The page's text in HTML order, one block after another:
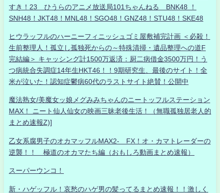
すき！23 ひうらのアニメ放送局101ちゃんねる BNK48 ！
SNH48！JKT48！MNL48！SGO48！GNZ48！STU48！SKE48
ヒウラッフルのハーニーフィニッシュゴミ屋敷補完計画 ＜必殺！
生前整理人！孤立し孤独死からの～特殊清掃・遺品整理への道F
完結編＞ キャッシング計1500万返済：厨二病借金3500万円！う
つ病統合失調症14年生HKT46！！9期研究生、最後のサイト！全
米が泣いた！認知症鬱病60代のラストサイト絶賛！公開中
魔法熟女/美魔女ッ娘メグみみちゃんのニートッフルステーション
MAX！ ニート仙人仙女の映画三昧老後生活！（無職孤独居老人的
まとめ速報Z)]
乙女系腐男子のオカマッフルMAX2- FX！オ・カマトレーダーの
逆襲！！ 極道のオカマたち編（おもしろ動画まとめ速報）
スーパーウンコ！
新・ハゲッフル！哀愁のハゲ男の髪ってるまとめ速報！！激しく